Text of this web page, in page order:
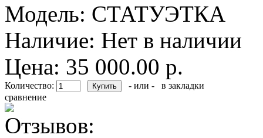
Модель: СТАТУЭТКА
Наличие: Нет в наличии
Цена: 35 000.00 р.
Количество: - или -
в закладки
сравнение